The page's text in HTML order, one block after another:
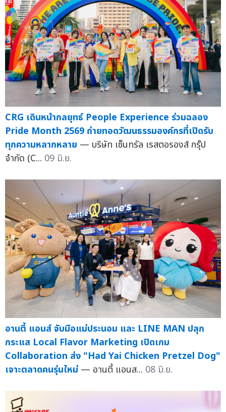
CRG เดินหน้ากลยุทธ์ People Experience ร่วมฉลอง
Pride Month 2569 ถ่ายทอดวัฒนธรรมองค์กรที่เปิดรับ
ทุกความหลากหลาย — บริษัท เซ็นทรัล เรสตอรองส์ กรุ๊ป
จำกัด (C... 09 มิ.ย.
อานตี้ แอนส์ จับมือแม่ประนอม และ LINE MAN ปลุก
กระแส Local Flavor Marketing เปิดเกม
Collaboration ส่ง "Had Yai Chicken Pretzel Dog"
เจาะตลาดคนรุ่นใหม่ — อานตี้ แอนส... 08 มิ.ย.